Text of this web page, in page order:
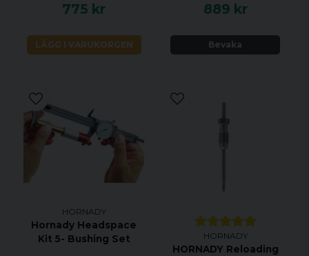
775 kr
LÄGG I VARUKORGEN
889 kr
Bevaka
HORNADY
Hornady Headspace
Kit 5- Bushing Set
HORNADY
HORNADY Reloading